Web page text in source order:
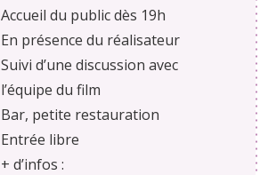
Accueil du public dès 19h
En présence du réalisateur
Suivi d’une discussion avec
l’équipe du film
Bar, petite restauration
Entrée libre
+ d’infos :